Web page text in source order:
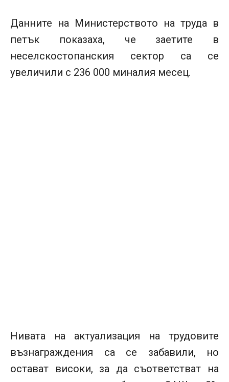
Данните на Министерството на труда в
петък показаха, че заетите в
неселскостопанския сектор са се
увеличили с 236 000 миналия месец.
Нивата на актуализация на трудовите
възнаграждения са се забавили, но
остават високи, за да съответстват на